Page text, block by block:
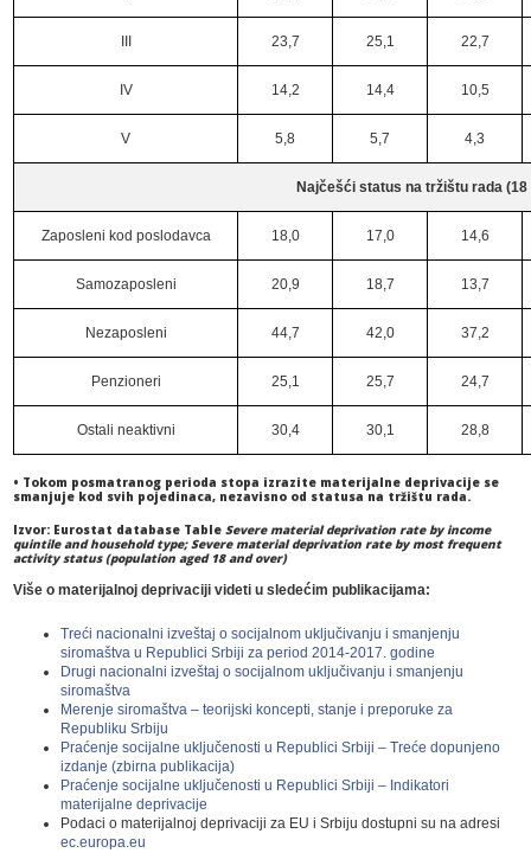
23,7 25,1 22,7
IV 14,2 14,4 10,5
V 5,8 5,7 4,3
Najčešći status na tržištu rada (18
Zaposleni kod poslodavca 18,0 17,0 14,6
Samozaposleni 20,9 18,7 13,7
Nezaposleni 44,7 42,0 37,2
Penzioneri 25,1 25,7 24,7
Ostali neaktivni 30,4 30,1 28,8
• Tokom posmatranog perioda stopa izrazite materijalne deprivacije se
smanjuje kod svih pojedinaca, nezavisno od statusa na tržištu rada.
Izvor: Eurostat database TableSevere material deprivation rate by income
quintile and household type; Severe material deprivation rate by most frequent
activity status (population aged 18 and over)
Više o materijalnoj deprivaciji videti u sledećim publikacijama:
Treći nacionalni izveštaj o socijalnom uključivanju i smanjenju
siromaštva u Republici Srbiji za period 2014-2017. godine
Drugi nacionalni izveštaj o socijalnom uključivanju i smanjenju
siromaštva
Merenje siromaštva – teorijski koncepti, stanje i preporuke za
Republiku Srbiju
Praćenje socijalne uključenosti u Republici Srbiji – Treće dopunjeno
izdanje (zbirna publikacija)
Praćenje socijalne uključenosti u Republici Srbiji – Indikatori
materijalne deprivacije
Podaci o materijalnoj deprivaciji za EU i Srbiju dostupni su na adresi
ec.europa.eu